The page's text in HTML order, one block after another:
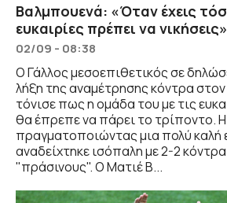
Βαλμπουενά: «Όταν έχεις
ευκαιρίες πρέπει να νικήσεις»
02/09 - 08:38
Ο Γάλλος μεσοεπιθετικός σε
λήξη της αναμέτρησης κόντρα
τόνισε πως η ομάδα του με τις
θα έπρεπε να πάρει το τρίποντο.
πραγματοποιώντας μια πολύ καλή
αναδείχτηκε ισόπαλη με 2-2
"πράσινους". Ο Ματιέ Β...